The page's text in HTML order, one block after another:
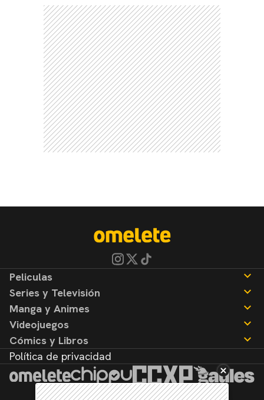
Peliculas
Noticias
Reseñas
Series y Televisión
Noticias
Reseñas
Manga y Animes
Noticias
Reseñas
Videojuegos
Noticias
Reseñas
Cómics y Libros
Noticias
Reseñas
Política de privacidad